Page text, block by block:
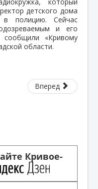
детского дома
в полицию. Сейчас
и его
сообщили «Кривому
области.
Вперед
Кривое-